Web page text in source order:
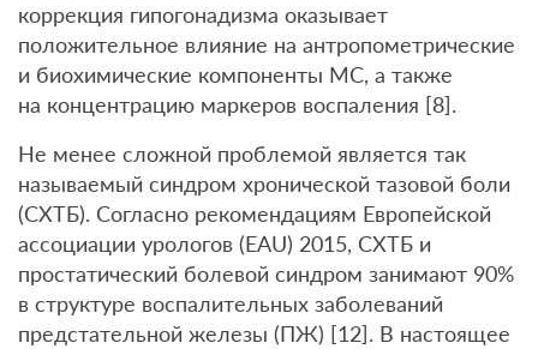
коррекция гипогонадизма оказывает
положительное влияние на антропометрические
и биохимические компоненты МС, а также
на концентрацию маркеров воспаления [8].
Не менее сложной проблемой является так
называемый синдром хронической тазовой боли
(СХТБ). Согласно рекомендациям Европейской
ассоциации урологов (EAU) 2015, СХТБ и
простатический болевой синдром занимают 90%
в структуре воспалительных заболеваний
предстательной железы (ПЖ) [12]. В настоящее